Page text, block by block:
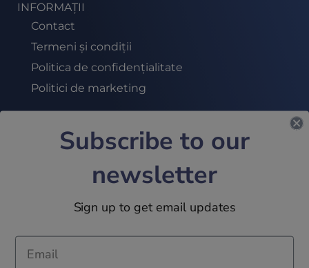
INFORMAȚII
Contact
Termeni și condiții
Politica de confidențialitate
Politici de marketing
ABONEAZĂ-TE LA NEWSLETTER
ALĂTURĂ-TE
Subscribe to our
newsletter
Sign up to get email updates